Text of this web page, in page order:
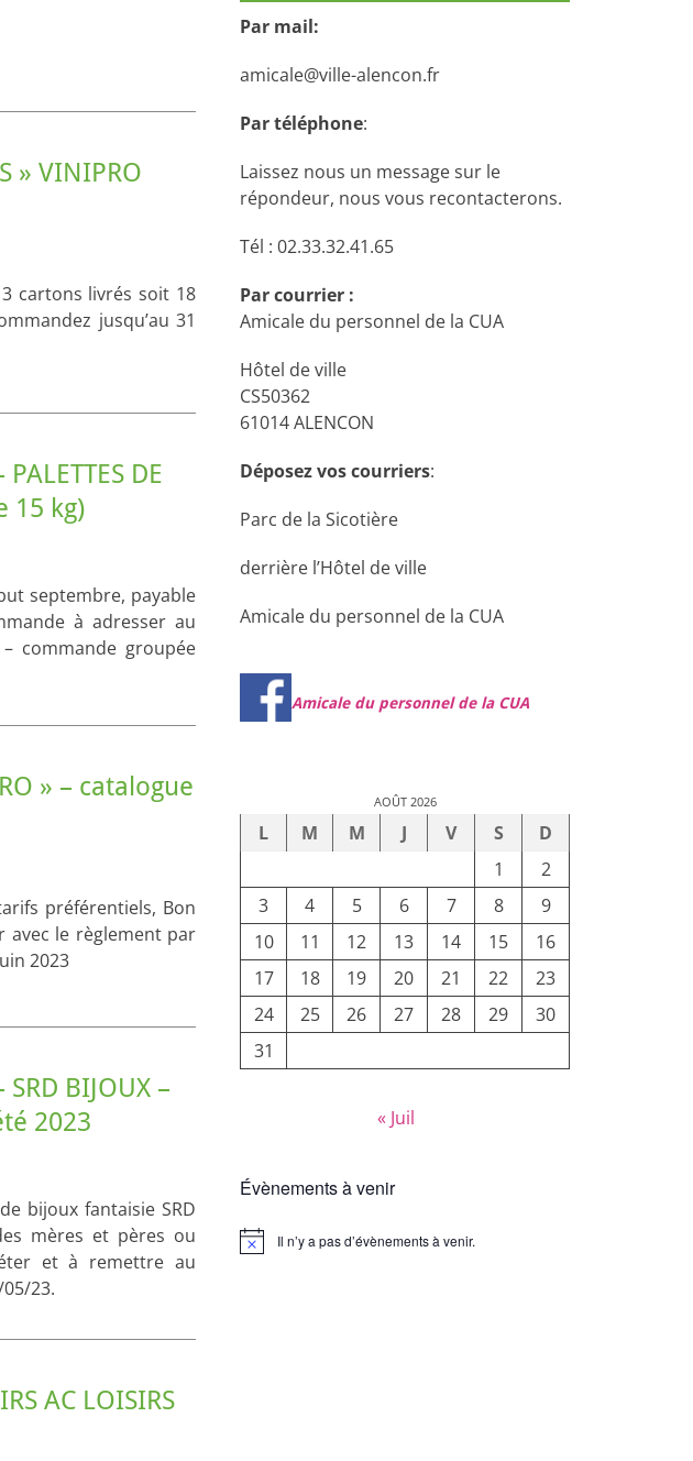
» VINIPRO
cartons livrés soit 18
jusqu’au 31
DE
15 kg)
septembre, payable
à adresser au
commande groupée
» – catalogue
préférentiels, Bon
le règlement par
2023
SRD BIJOUX –
2023
bijoux fantaisie SRD
mères et pères ou
et à remettre au
23.
AC LOISIRS
Par mail:
amicale@ville-alencon.fr
Par téléphone:
Laissez nous un message sur le
répondeur, nous vous recontacterons.
Tél : 02.33.32.41.65
Par courrier :
Amicale du personnel de la CUA
Hôtel de ville
CS50362
61014 ALENCON
Déposez vos courriers:
Parc de la Sicotière
derrière l’Hôtel de ville
Amicale du personnel de la CUA
Amicale du personnel de la CUA
AOÛT 2026
L M M J V S
D
1
2
3
4 5 6 7 8
9
10
11 12 13 14 15
16
17
18 19 20 21 22
23
24
25 26 27 28 29
30
31
« Juil
Évènements à venir
Notice Il n’y a pas d’évènements à venir.